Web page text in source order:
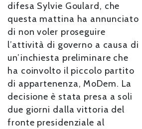
difesa Sylvie Goulard, che
questa mattina ha annunciato
di non voler proseguire
l’attività di governo a causa di
un’inchiesta preliminare che
ha coinvolto il piccolo partito
di appartenenza, MoDem. La
decisione è stata presa a soli
due giorni dalla vittoria del
fronte presidenziale al